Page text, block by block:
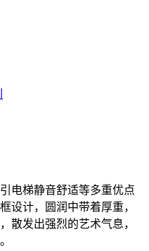
电梯静音舒适等多重优点
设计，圆润中带着厚重，
散发出强烈的艺术气息，